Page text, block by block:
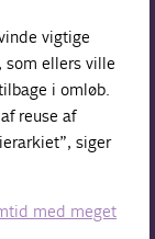
vigtige
som ellers ville
i omløb.
reuse af
siger
med meget